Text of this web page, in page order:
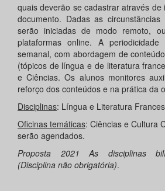
quais deverão se cadastrar através de
documento. Dadas as
serão iniciadas de modo remoto,
plataformas online. A
semanal, com abordagem de
(tópicos de língua e de literatura
e Ciências. Os alunos monitores
reforço dos conteúdos e na prática da
Disciplinas: Língua e Literatura
Oficinas temáticas: Ciências e Cultura
serão agendados.
Proposta 2021 As disciplinas
(Disciplina não obrigatória).